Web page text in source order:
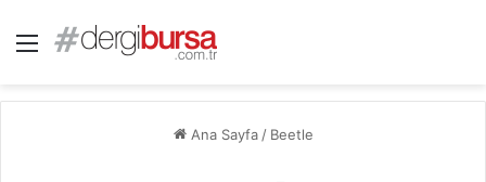
Menü
Ana Sayfa / Beetle